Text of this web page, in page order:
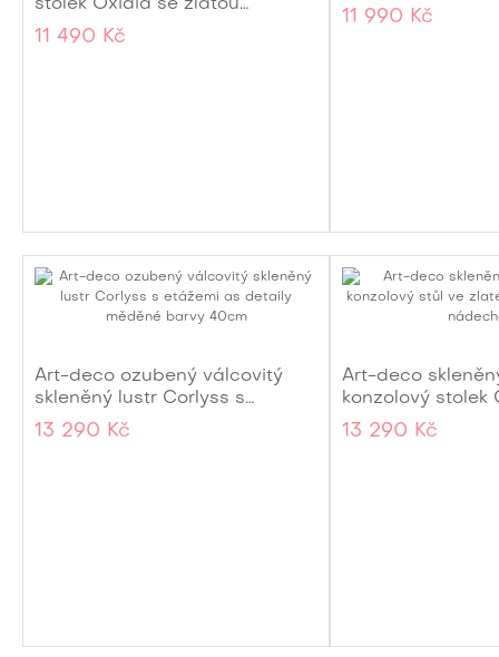
stolek Oxidia se zlatou
konstrukcí z kovu a skla 45cm
11 490 Kč
rámem s
180 cm
11 990 Kč
Art-deco ozubený válcovitý
skleněný lustr Corlyss s
etážemi as detaily měděné
barvy 40cm
13 290 Kč
Art-deco
konzolový stolek
barvě 90 cm
13 290 Kč